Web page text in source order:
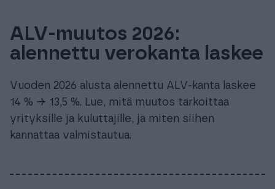
ALV-muutos 2026:
alennettu verokanta laskee
Vuoden 2026 alusta alennettu ALV-kanta laskee
14 % → 13,5 %. Lue, mitä muutos tarkoittaa
yrityksille ja kuluttajille, ja miten siihen
kannattaa valmistautua.